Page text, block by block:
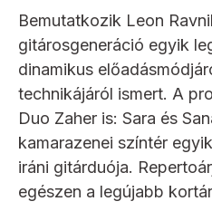
Bemutatkozik Leon
gitárosgeneráció egyik
dinamikus
technikájáról ismert. A
Duo Zaher is: Sara és
kamarazenei színtér
iráni gitárduója.
egészen a legújabb